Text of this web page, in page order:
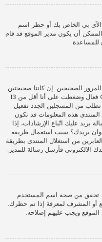
بي الخاص بك أو حظر اسم
أن يكون مدير الموقع قد قام
للمساعدة.
الصحيحين. إن كانتا صحيحتين
فقد حدث أحد أمرين. إذا كان دعم COPPA فعال وضغطت على أنا أقل من 13
تطلب من المسجلين الجدد تفعيل
هذه المعلومات قد تكون
بريد عليك اتّباع الإرشادات، إذا
بريدك؟ سبب استعمال طريقة
من استغلال المنتدى بطريقة
الالكتروني فأرسل رسالة للمدير.
تحقق من صحة اسم المستخدم
أو المشرف لمعرفة إذا تم حظرك.
ويجب عليهم إصلاحه.